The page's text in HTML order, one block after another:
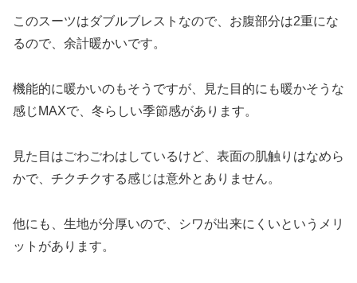
このスーツはダブルブレストなので、お腹部分は2重にな
るので、余計暖かいです。
機能的に暖かいのもそうですが、見た目的にも暖かそうな
感じMAXで、冬らしい季節感があります。
見た目はごわごわはしているけど、表面の肌触りはなめら
かで、チクチクする感じは意外とありません。
他にも、生地が分厚いので、シワが出来にくいというメリ
ットがあります。